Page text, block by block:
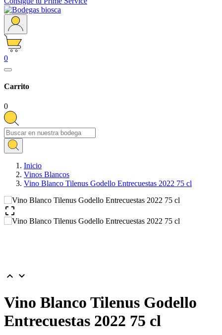
0
Carrito
0
Inicio
Vinos Blancos
Vino Blanco Tilenus Godello Entrecuestas 2022 75 cl

 
Vino Blanco Tilenus Godello
Entrecuestas 2022 75 cl